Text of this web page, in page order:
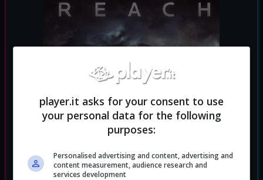
player.it asks for your consent to use
your personal data for the following
purposes:
Personalised advertising and content, advertising and
content measurement, audience research and
services development